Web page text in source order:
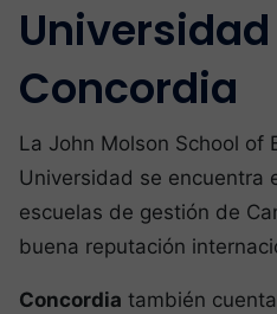
Concordia
La John Molson School of
Universidad se encuentra
escuelas de gestión de
buena reputación
Concordia también